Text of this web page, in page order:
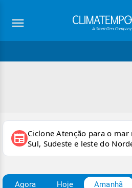
newspaper Ciclone Atenção para o
Sul, Sudeste e leste do
Agora Hoje Amanhã